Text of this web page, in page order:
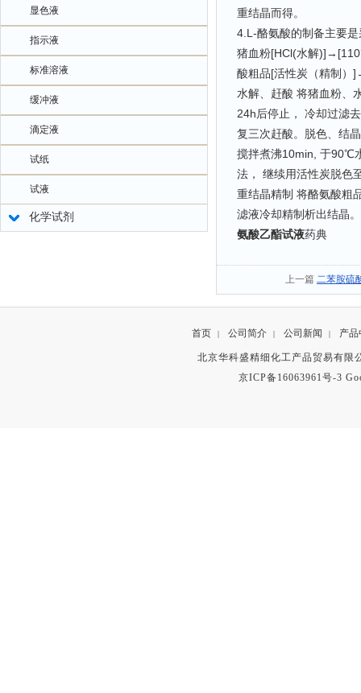
显色液
指示液
标准溶液
缓冲液
滴定液
试纸
试液
化学试剂
重结晶而得。
4.L-酪氨酸的制备主要
猪血粉[HCl(水解
酸粗品[活性炭（精制
水解、赶酸 将猪血粉、
24h后停止， 冷却过滤
复三次赶酸。脱色、结
搅拌煮沸10min, 于90℃
法， 继续用活性炭脱色
重结晶精制 将酪氨酸粗
滤液冷却精制析出结晶
氨酸乙酯试液药典
上一篇 二苯胺硫
首页 | 公司简介 | 公司新闻 | 产品
北京华科盛精细化工产品贸易有限
京ICP备16063961号-3